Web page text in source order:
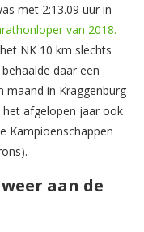
met 2:13.09 uur in
van 2018.
NK 10 km slechts
daar een
maand in Kraggenburg
het afgelopen jaar ook
Kampioenschappen
aan de